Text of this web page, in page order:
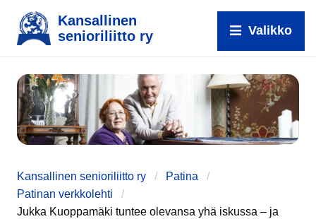
Kansallinen
senioriliitto ry
Valikko
Kansallinen senioriliitto ry
Patina
Patinan verkkolehti
Jukka Kuoppamäki tuntee olevansa yhä iskussa – ja